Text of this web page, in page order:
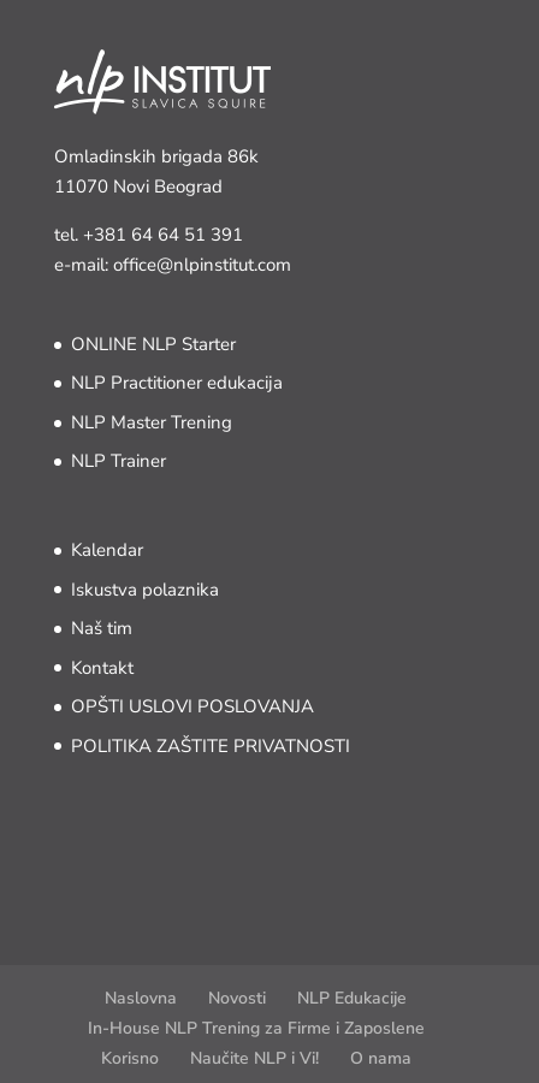
Omladinskih brigada 86k
11070 Novi Beograd
tel. +381 64 64 51 391
e-mail: office@nlpinstitut.com
ONLINE NLP Starter
NLP Practitioner edukacija
NLP Master Trening
NLP Trainer
Kalendar
Iskustva polaznika
Naš tim
Kontakt
OPŠTI USLOVI POSLOVANJA
POLITIKA ZAŠTITE PRIVATNOSTI
Naslovna Novosti
NLP Edukacije
In-House NLP Trening za Firme i Zaposlene
Korisno
Naučite NLP i Vi! O nama